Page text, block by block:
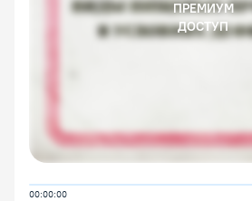
ПРЕМИУМ
ДОСТУП
00:00:00